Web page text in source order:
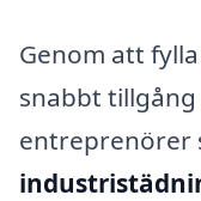
Genom att
snabbt
entreprenörer